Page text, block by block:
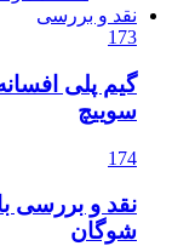
نقد و بررسی
173
گیم پلی
سوییچ
174
نقد و بررسی
شوگان